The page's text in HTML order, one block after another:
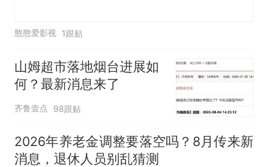
憨憨爱影视 1跟贴
山姆超市落地烟台进展如
何？最新消息来了
齐鲁壹点 98跟贴
2026年养老金调整要落空吗？8月传来新
消息，退休人员别乱猜测